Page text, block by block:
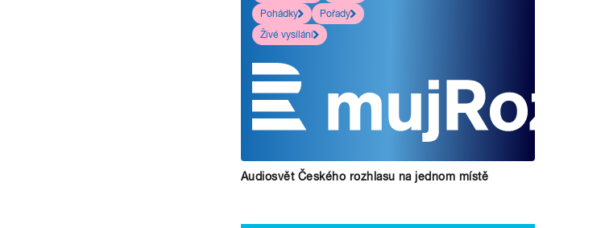
Pohádky
Pořady
Živé vysílání
Audiosvět Českého rozhlasu na jednom místě